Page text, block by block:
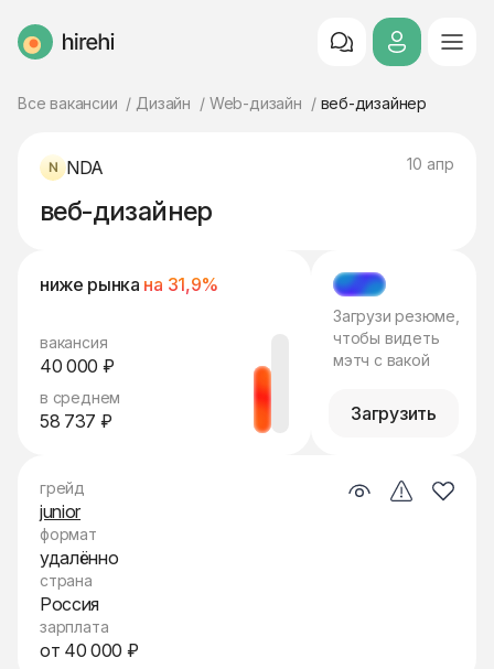
HireHi
Все вакансии Дизайн Web-дизайн веб-дизайнер
NDA 10 апр
веб-дизайнер
ниже рынка на 31,9%
вакансия
40 000 ₽
в среднем
58 737 ₽
МЭТЧ
Загрузи резюме,
чтобы видеть
мэтч с вакой
Загрузить
грейд
junior
формат
удалённо
страна
Россия
зарплата
от 40 000 ₽